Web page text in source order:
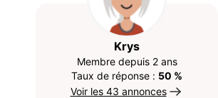
Krys
Membre depuis 2 ans
Taux de réponse : 50 %
Voir les 43 annonces